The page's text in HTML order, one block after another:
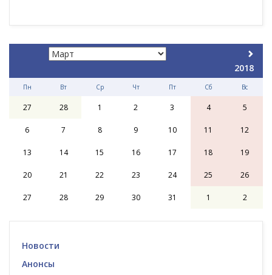
2018
Пн Вт Ср Чт Пт Сб Вс
27 28 1 2 3 4 5
6 7 8 9 10 11 12
13 14 15 16 17 18 19
20 21 22 23 24 25 26
27 28 29 30 31 1 2
Новости
Анонсы